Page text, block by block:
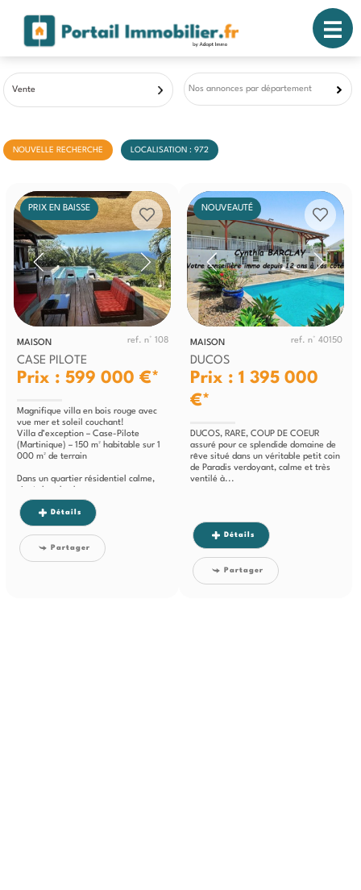
Vente Nos annonces par département
NOUVELLE RECHERCHE LOCALISATION : 972
PRIX EN BAISSE
MAISON ref. n° 108
CASE PILOTE
Prix : 599 000 €*
Magnifique villa en bois rouge avec
vue mer et soleil couchant!
Villa d’exception – Case-Pilote
(Martinique) – 150 m² habitable sur 1
000 m² de terrain
Dans un quartier résidentiel calme,
Détails
Partager
NOUVEAUTÉ
MAISON ref. n° 40150
DUCOS
Prix : 1 395 000
€*
DUCOS, RARE, COUP DE COEUR
assuré pour ce splendide domaine de
rêve situé dans un véritable petit coin
de Paradis verdoyant, calme et très
ventilé à...
Détails
Partager